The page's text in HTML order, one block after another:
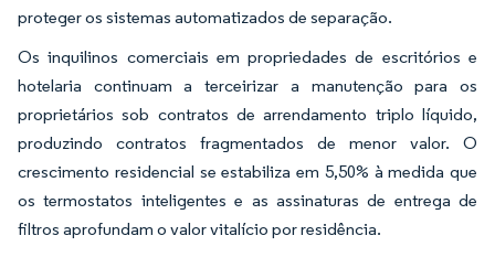
proteger os sistemas automatizados de separação.
Os inquilinos comerciais em propriedades de escritórios e
hotelaria continuam a terceirizar a manutenção para os
proprietários sob contratos de arrendamento triplo líquido,
produzindo contratos fragmentados de menor valor. O
crescimento residencial se estabiliza em 5,50% à medida que
os termostatos inteligentes e as assinaturas de entrega de
filtros aprofundam o valor vitalício por residência.